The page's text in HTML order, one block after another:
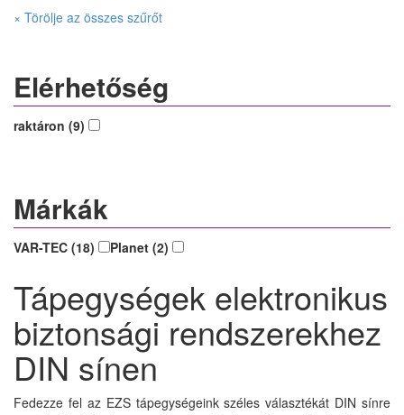
× Törölje az összes szűrőt
Elérhetőség
raktáron (9)
Márkák
VAR-TEC (18) Planet (2)
Tápegységek elektronikus
biztonsági rendszerekhez
DIN sínen
Fedezze fel az EZS tápegységeink széles választékát DIN sínre